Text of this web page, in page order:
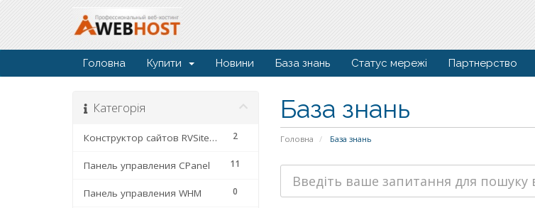
Головна Купити Новини База знань Статус мережі Партнерство
База знань
Головна База знань
Категорія
2
Конструктор сайтов RVSiteBuilder
11
Панель управления CPanel
0
Панель управления WHM